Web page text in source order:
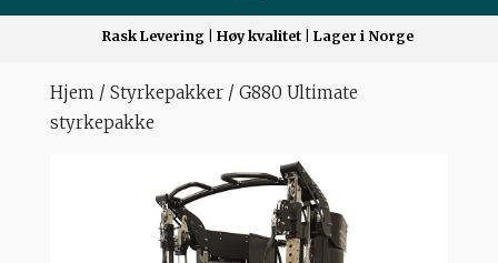
Rask Levering | Høy kvalitet | Lager i Norge
Hjem/ Styrkepakker/ G880 Ultimate
styrkepakke